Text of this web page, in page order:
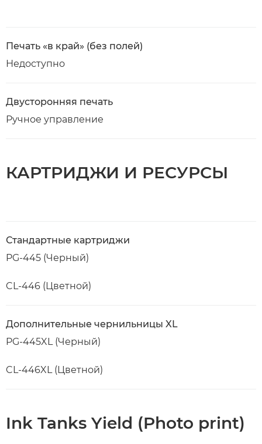
Печать «в край» (без полей)
Недоступно
Двусторонняя печать
Ручное управление
КАРТРИДЖИ И РЕСУРСЫ
Стандартные картриджи
PG-445 (Черный)
CL-446 (Цветной)
Дополнительные чернильницы XL
PG-445XL (Черный)
CL-446XL (Цветной)
Ink Tanks Yield (Photo print)